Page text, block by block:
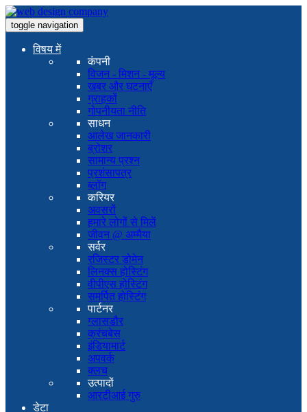
toggle navigation
विषय में
कंपनी
विजन - मिशन - मूल्य
खबर और घटनाएँ
ग्राहकों
गोपनीयता नीति
साधन
आलेख जानकारी
ब्रोशर
सामान्य प्रश्न
प्रशंसापत्र
ब्लॉग
करियर
अवसरों
हमारे लोगों से मिलें
जीवन @ अम्मैया
सर्वर
रजिस्टर डोमेन
लिनक्स होस्टिंग
वीपीएस होस्टिंग
समर्पित होस्टिंग
पार्टनर
ग्लासडौर
क्रंचबेस
इंडियामार्ट
अपवर्क
क्लच
उत्पादों
आरटीआई गुरु
डेटा